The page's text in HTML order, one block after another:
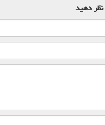
نظر دهید